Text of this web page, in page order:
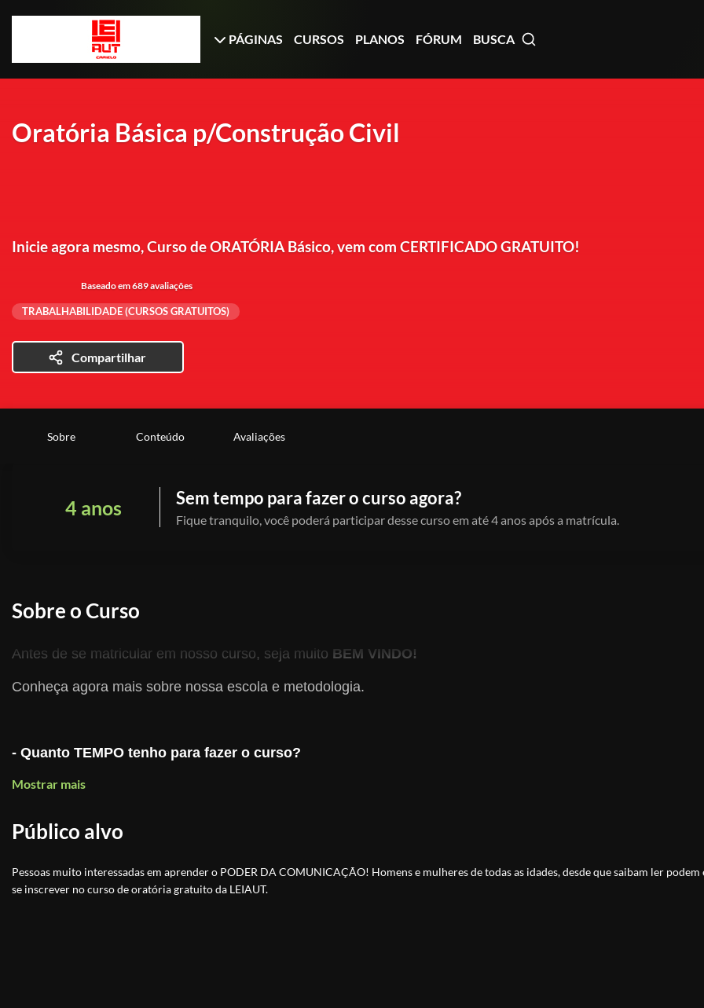
PÁGINAS CURSOS PLANOS FÓRUM BUSCA
Oratória Básica p/Construção Civil
Inicie agora mesmo, Curso de ORATÓRIA Básico, vem com CERTIFICADO GRATUITO!
Baseado em 689 avaliações
TRABALHABILIDADE (CURSOS GRATUITOS)
Compartilhar
Sobre Conteúdo Avaliações
4 anos Sem tempo para fazer o curso agora?
Fique tranquilo, você poderá participar desse curso em até 4 anos após a matrícula.
Sobre o Curso
Antes de se matricular em nosso curso, seja muito BEM VINDO!
Conheça agora mais sobre nossa escola e metodologia.
- Quanto TEMPO tenho para fazer o curso?
R: O tempo de uma COPA DO MUNDO, 4 anos!
R:O certificado chega em seu e-mail, imediatamente após a nossa última prova.
Mostrar mais
Público alvo
Pessoas muito interessadas em aprender o PODER DA COMUNICAÇÃO! Homens e mulheres de todas as idades, desde que saibam ler podem
se inscrever no curso de oratória gratuito da LEIAUT.